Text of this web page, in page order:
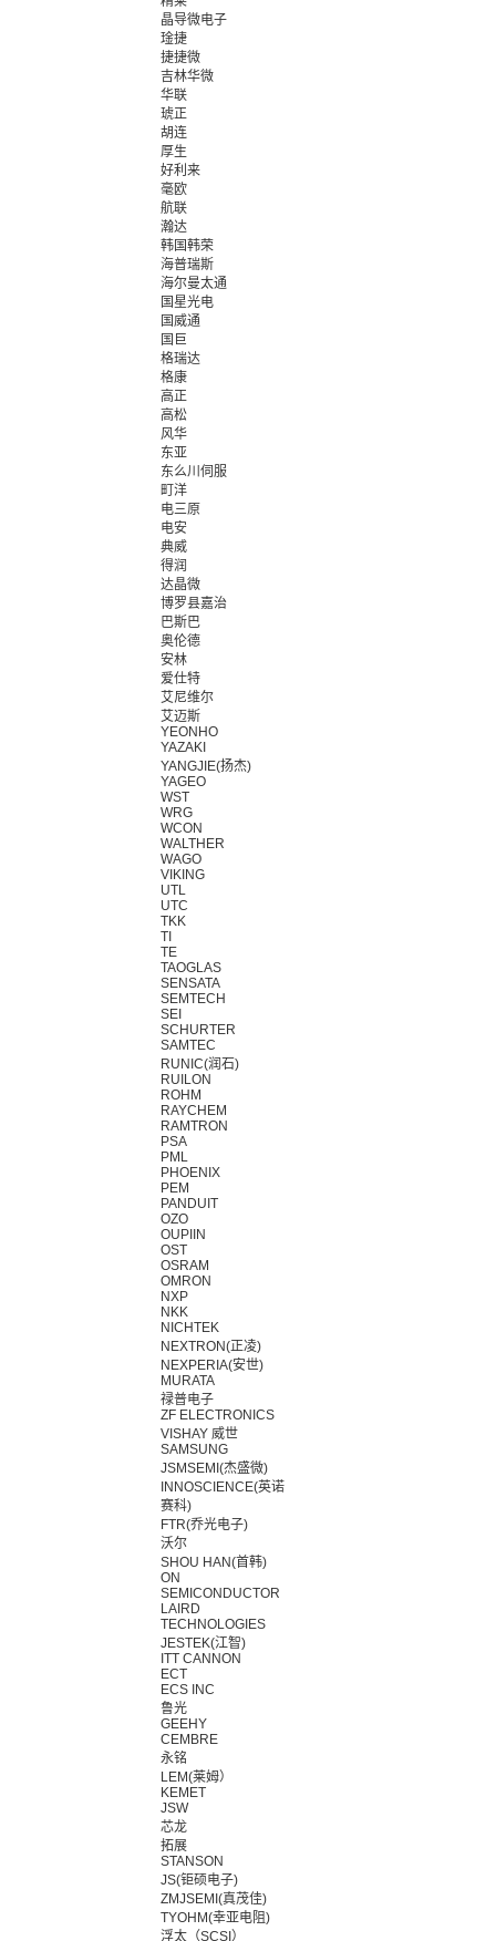
晶导微电子
琻捷
捷捷微
吉林华微
华联
琥正
胡连
厚生
好利来
毫欧
航联
瀚达
韩国韩荣
海普瑞斯
海尔曼太通
国星光电
国威通
国巨
格瑞达
格康
高正
高松
风华
东亚
东么川伺服
町洋
电三原
电安
典威
得润
达晶微
博罗县嘉治
巴斯巴
奥伦德
安林
爱仕特
艾尼维尔
艾迈斯
YEONHO
YAZAKI
YANGJIE(扬杰)
YAGEO
WST
WRG
WCON
WALTHER
WAGO
VIKING
UTL
UTC
TKK
TI
TE
TAOGLAS
SENSATA
SEMTECH
SEI
SCHURTER
SAMTEC
RUNIC(润石)
RUILON
ROHM
RAYCHEM
RAMTRON
PSA
PML
PHOENIX
PEM
PANDUIT
OZO
OUPIIN
OST
OSRAM
OMRON
NXP
NKK
NICHTEK
NEXTRON(正凌)
NEXPERIA(安世)
MURATA
禄普电子
ZF ELECTRONICS
VISHAY 威世
SAMSUNG
JSMSEMI(杰盛微)
INNOSCIENCE(英诺
赛科)
FTR(乔光电子)
沃尔
SHOU HAN(首韩)
ON
SEMICONDUCTOR
LAIRD
TECHNOLOGIES
JESTEK(江智)
ITT CANNON
ECT
ECS INC
鲁光
GEEHY
CEMBRE
永铭
LEM(莱姆）
KEMET
JSW
芯龙
拓展
STANSON
JS(钜硕电子)
ZMJSEMI(真茂佳)
TYOHM(幸亚电阻)
浮太（SCSI）